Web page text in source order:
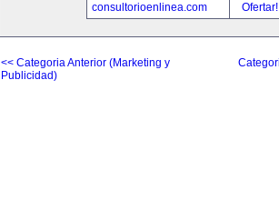
consultorioenlinea.com
<< Categoria Anterior (Marketing y
Publicidad)